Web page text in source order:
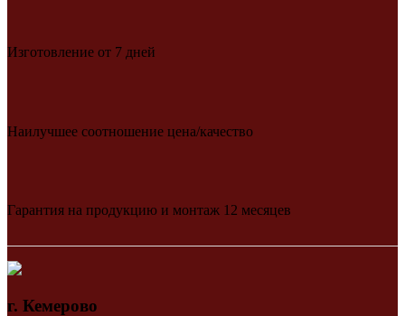
Изготовление от 7 дней
Наилучшее соотношение цена/качество
Гарантия на продукцию и монтаж 12 месяцев
г. Кемерово